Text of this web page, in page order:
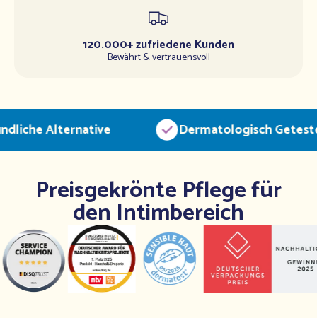
120.000+ zufriedene Kunden
Bewährt & vertrauensvoll
Alternative Dermatologisch
Preisgekrönte Pflege für
den Intimbereich